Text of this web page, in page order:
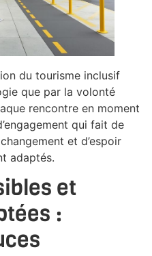
du tourisme inclusif
que par la volonté
rencontre en moment
qui fait de
et d’espoir
adaptés.
et
: